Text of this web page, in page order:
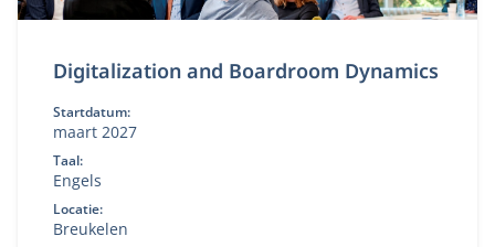
Digitalization and Boardroom Dynamics
Startdatum:
maart 2027
Taal:
Engels
Locatie:
Breukelen